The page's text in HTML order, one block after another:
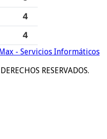
- Servicios Informáticos
RESERVADOS.